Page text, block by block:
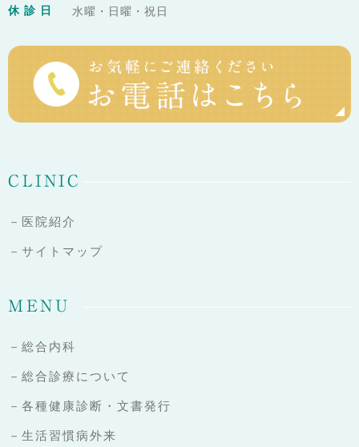
休 診 日
水曜・日曜・祝日
CLINIC
－医院紹介
－サイトマップ
MENU
－総合内科
－総合診療について
－各種健康診断・文書発行
－生活習慣病外来